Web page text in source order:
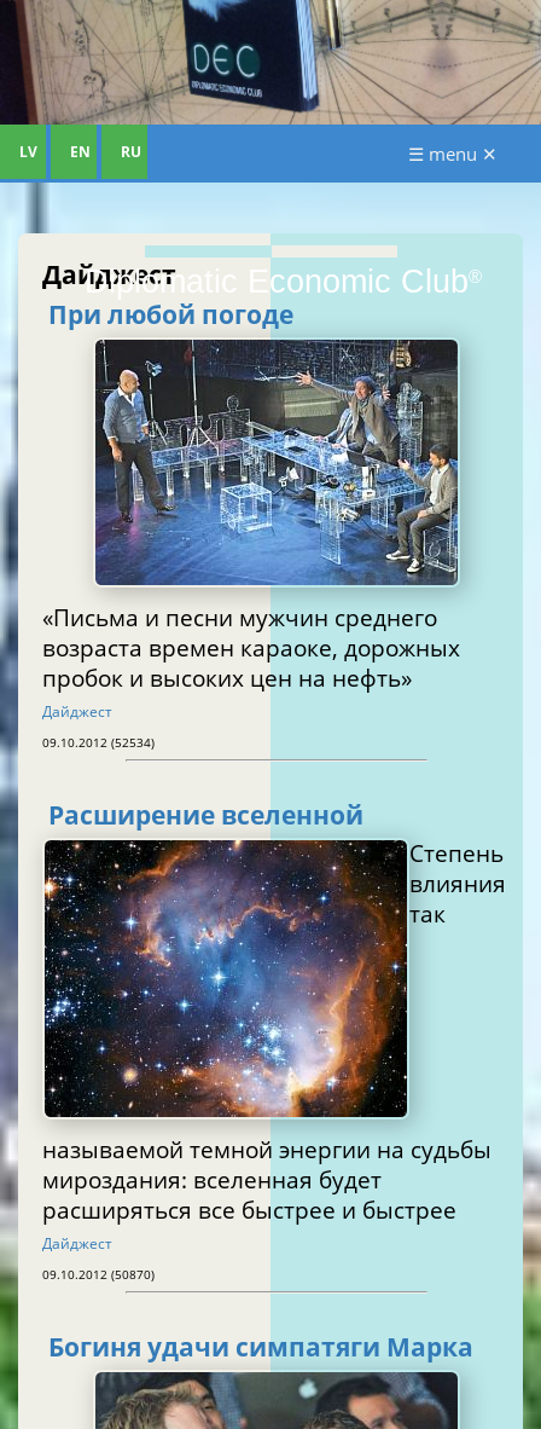
Diplomatic Economic Club®
LV EN RU ☰ menu ✕
Дайджест
При любой погоде
«Письма и песни мужчин среднего
возраста времен караоке, дорожных
пробок и высоких цен на нефть»
Дайджест
09.10.2012 (52534)
Расширение вселенной
Степень
влияния
так
называемой темной энергии на судьбы
мироздания: вселенная будет
расширяться все быстрее и быстрее
Дайджест
09.10.2012 (50870)
Богиня удачи симпатяги Марка